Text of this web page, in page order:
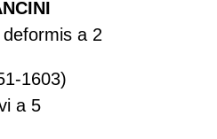
a 2
1603)
a 5